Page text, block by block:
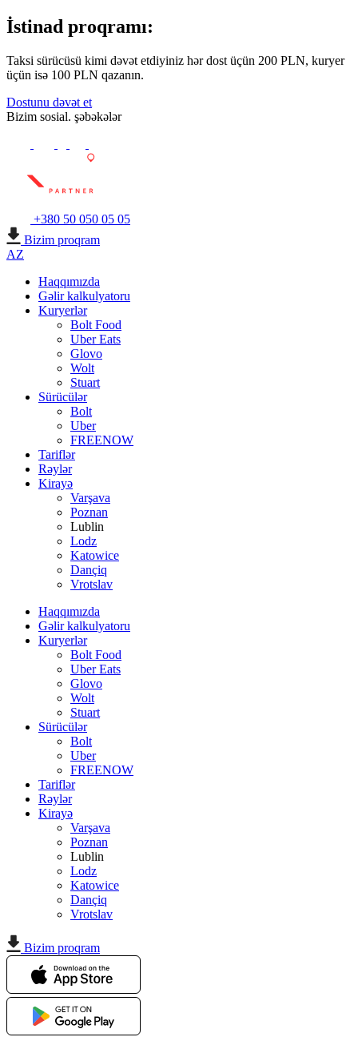
İstinad proqramı:
Taksi sürücüsü kimi dəvət etdiyiniz hər dost üçün 200 PLN, kuryer
üçün isə 100 PLN qazanın.
Dostunu dəvət et
Bizim sosial. şəbəkələr
+380 50 050 05 05
Bizim proqram
AZ
Haqqımızda
Gəlir kalkulyatoru
Kuryerlər
Bolt Food
Uber Eats
Glovo
Wolt
Stuart
Sürücülər
Bolt
Uber
FREENOW
Tariflər
Rəylər
Kirayə
Varşava
Poznan
Lublin
Lodz
Katowice
Dançiq
Vrotslav
Haqqımızda
Gəlir kalkulyatoru
Kuryerlər
Bolt Food
Uber Eats
Glovo
Wolt
Stuart
Sürücülər
Bolt
Uber
FREENOW
Tariflər
Rəylər
Kirayə
Varşava
Poznan
Lublin
Lodz
Katowice
Dançiq
Vrotslav
Bizim proqram